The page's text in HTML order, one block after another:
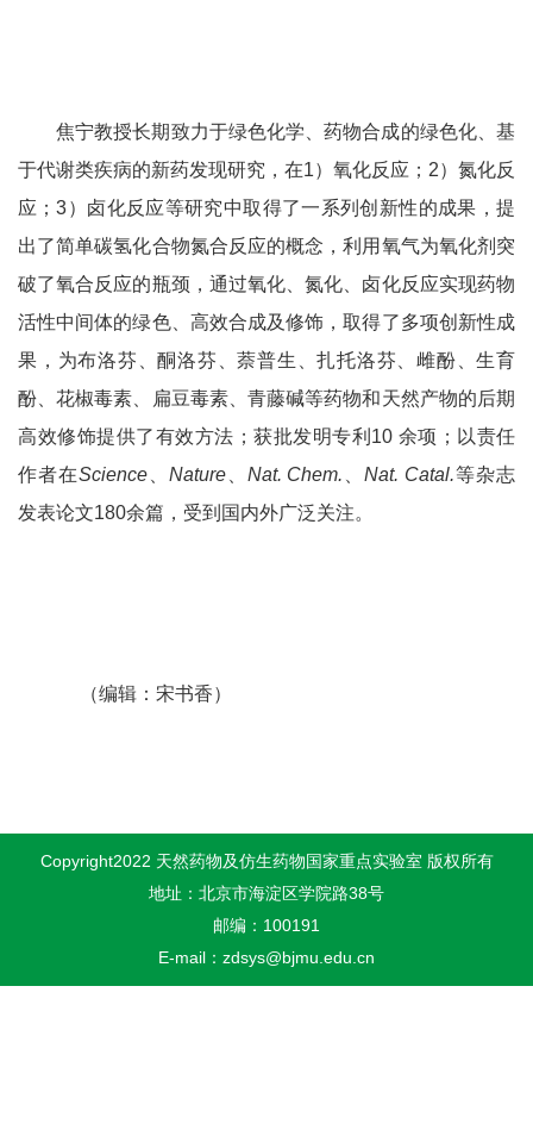
焦宁教授长期致力于绿色化学、药物合成的绿色化、基
于代谢类疾病的新药发现研究，在1）氧化反应； 2）氮化反
应；3）卤化反应等研究中取得了一系列创新性的成果，提
出了简单碳氢化合物氮合反应的概念，利用氧气为氧化剂突
破了氧合反应的瓶颈，通过氧化、氮化、卤化反应实现药物
活性中间体的绿色、高效合成及修饰，取得了多项创新性成
果，为布洛芬、酮洛芬、萘普生、扎托洛芬、雌酚、生育
酚、花椒毒素、扁豆毒素、青藤碱等药物和天然产物的后期
高效修饰提供了有效方法；获批发明专利 10 余项；以责任
作者在Science、 Nature、 Nat. Chem. 、Nat. Catal.等杂志
发表论文180余篇，受到国内外广泛关注。
（编辑：宋书香）
Copyright2022 天然药物及仿生药物国家重点实验室 版权所有
地址：北京市海淀区学院路38号
邮编：100191
E-mail：zdsys@bjmu.edu.cn